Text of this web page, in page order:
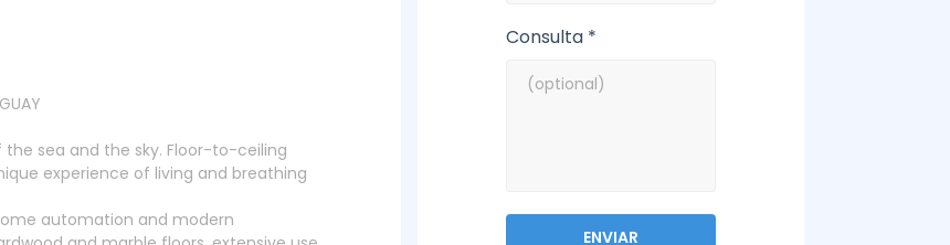
sea and the sky. Floor-to-ceiling
experience of living and breathing
automation and modern
Consulta *